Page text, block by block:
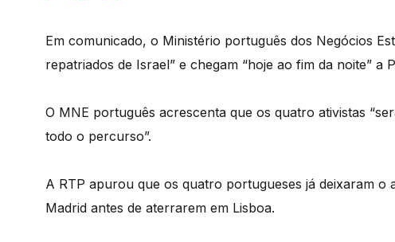
Em comunicado, o Ministério português dos Negócios
repatriados de Israel” e chegam “hoje ao fim da noite” a
O MNE português acrescenta que os quatro ativistas
todo o percurso”.
A RTP apurou que os quatro portugueses já deixaram
Madrid antes de aterrarem em Lisboa.